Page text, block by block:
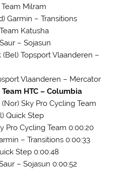
Milram
Garmin – Transitions
Katusha
– Sojasun
Topsport Vlaanderen –
Vlaanderen – Mercator
HTC – Columbia
Sky Pro Cycling Team
Quick Step
Pro Cycling Team 0:00:20
– Transitions 0:00:33
Step 0:00:48
– Sojasun 0:00:52